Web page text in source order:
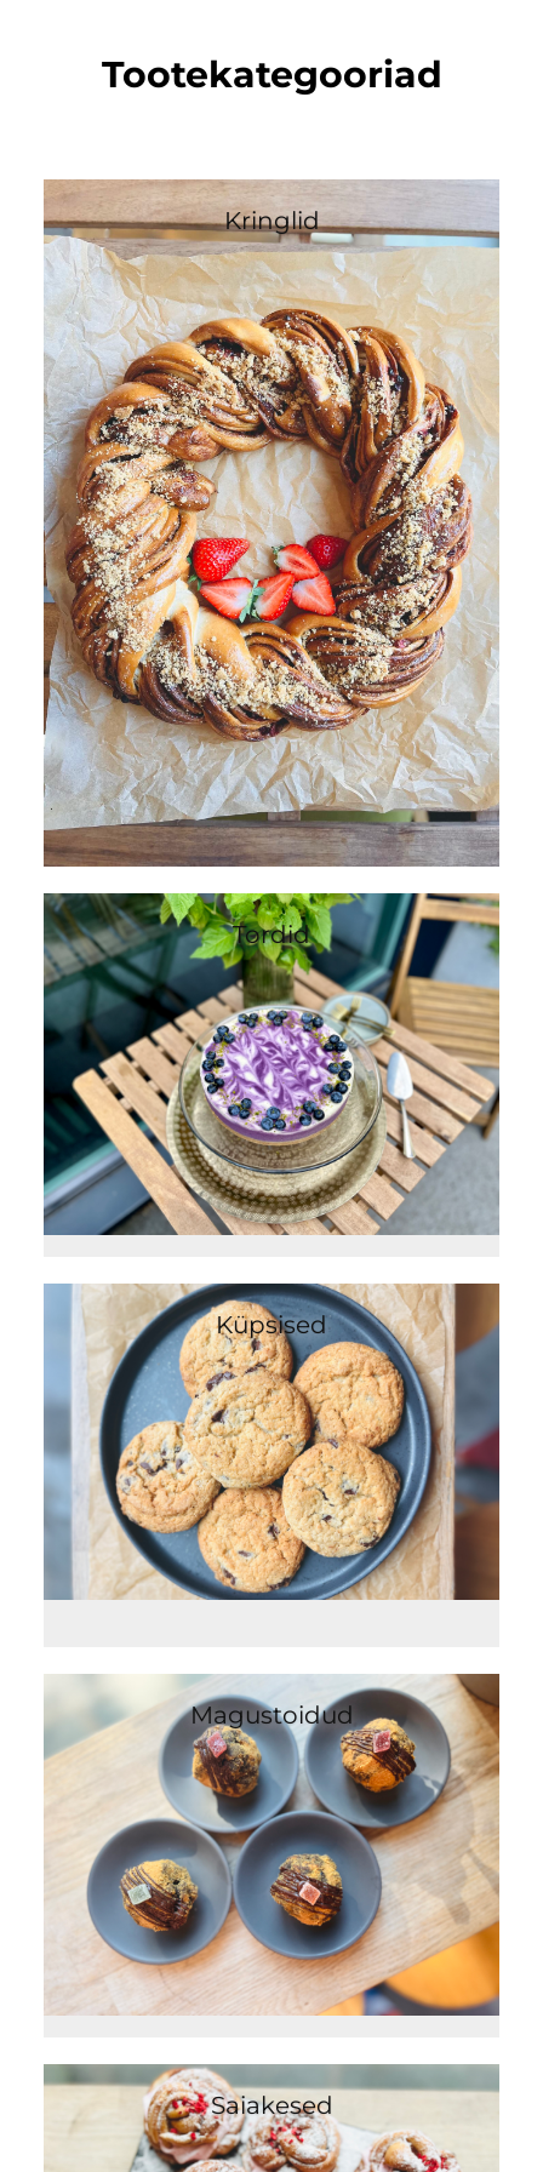
Tootekategooriad
Kringlid
Tordid
Küpsised
Magustoidud
Saiakesed